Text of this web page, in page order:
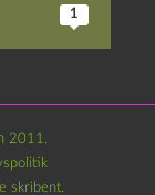
1
2011.
skribent.